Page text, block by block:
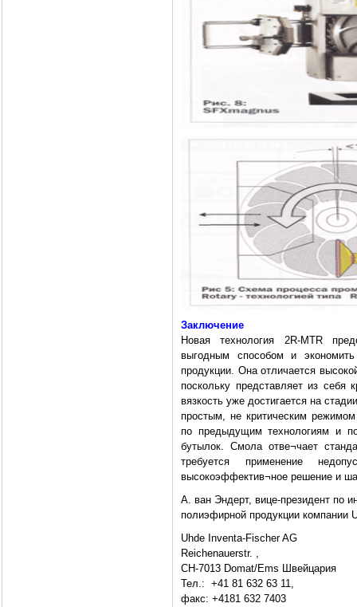
Заключение
Новая технология 2R-MTR
выгодным способом и
продукции. Она отличается
поскольку представляет из себя
вязкость уже достигается на
простым, не критическим
по предыдущим технологиям и
бутылок. Смола отве¬чает
требуется применение
высокоэффектив¬ное решение и
А. ван Эндерт, вице-президент по
полиэфирной продукции компании
Uhde Inventa-Fischer AG
Reichenauerstr. ,
CH-7013 Domat/Ems Швейцария
Тел.: +41 81 632 63 11,
факс: +4181 632 7403